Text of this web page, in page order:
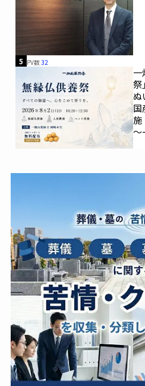
5 PV数32
一
祭
ぬ
国
施
～